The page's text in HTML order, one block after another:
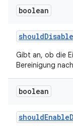
boolean
shouldDisable
Gibt an, ob die
Bereinigung
boolean
shouldEnable